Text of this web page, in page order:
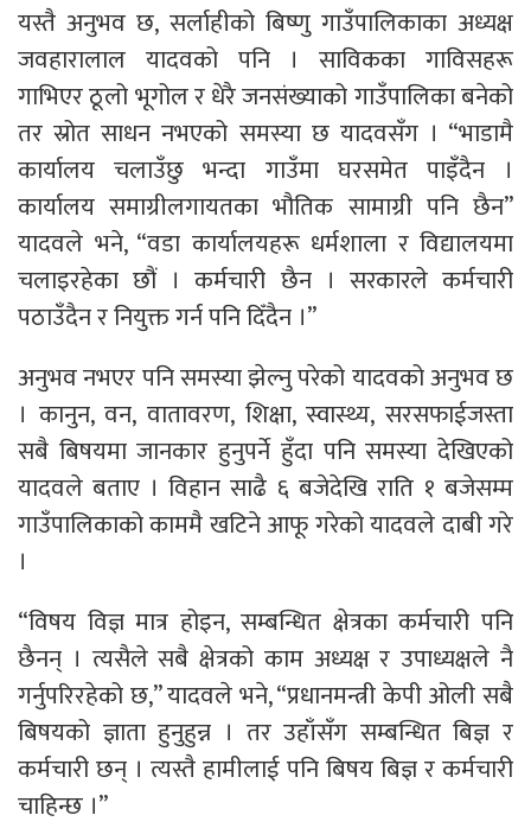
यस्तै अनुभव छ, सर्लाहीको बिष्णु गाउँपालिकाका अध्यक्ष
जवहारालाल यादवको पनि । साविकका गाविसहरू
गाभिएर ठूलो भूगोल र धेरै जनसंख्याको गाउँपालिका बनेको
तर स्रोत साधन नभएको समस्या छ यादवसँग । “भाडामै
कार्यालय चलाउँछु भन्दा गाउँमा घरसमेत पाइँदैन ।
कार्यालय समाग्रीलगायतका भौतिक सामाग्री पनि छैन”
यादवले भने, “वडा कार्यालयहरू धर्मशाला र विद्यालयमा
चलाइरहेका छौं । कर्मचारी छैन । सरकारले कर्मचारी
पठाउँदैन र नियुक्त गर्न पनि दिँदैन ।”
अनुभव नभएर पनि समस्या झेल्नु परेको यादवको अनुभव छ
। कानुन, वन, वातावरण, शिक्षा, स्वास्थ्य, सरसफाईजस्ता
सबै बिषयमा जानकार हुनुपर्ने हुँदा पनि समस्या देखिएको
यादवले बताए । विहान साढै ६ बजेदेखि राति १ बजेसम्म
गाउँपालिकाको काममै खटिने आफू गरेको यादवले दाबी गरे
।
“विषय विज्ञ मात्र होइन, सम्बन्धित क्षेत्रका कर्मचारी पनि
छैनन् । त्यसैले सबै क्षेत्रको काम अध्यक्ष र उपाध्यक्षले नै
गर्नुपरिरहेको छ,” यादवले भने, “प्रधानमन्त्री केपी ओली सबै
बिषयको ज्ञाता हुनुहुन्न । तर उहाँसँग सम्बन्धित बिज्ञ र
कर्मचारी छन् । त्यस्तै हामीलाई पनि बिषय बिज्ञ र कर्मचारी
चाहिन्छ ।”